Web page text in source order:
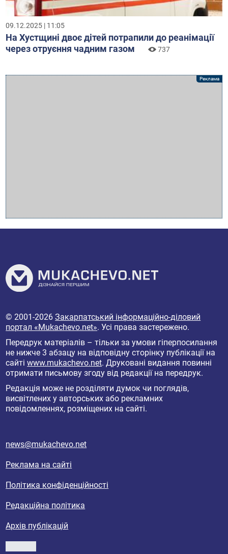
09.12.2025 | 11:05
На Хустщині двоє дітей потрапили до реанімації
через отруєння чадним газом
737
© 2001-2026Закарпатський інформаційно-діловий
портал «Mukachevo.net». Усі права застережено.
Передрук матеріалів – тільки за умови гіперпосилання
не нижче 3 абзацу на відповідну сторінку публікації на
сайтіwww.mukachevo.net. Друковані видання повинні
отримати письмову згоду від редакції на передрук.
Редакція може не розділяти думок чи поглядів,
висвітлених у авторських або рекламних
повідомленнях, розміщених на сайті.
news@mukachevo.net
Реклама на сайті
Політика конфіденційності
Редакційна політика
Архів публікацій